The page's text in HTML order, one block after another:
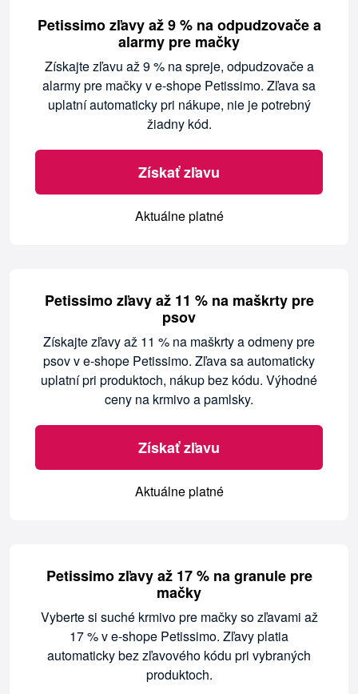
Petissimo zľavy až 9 % na odpudzovače a
alarmy pre mačky
Získajte zľavu až 9 % na spreje, odpudzovače a
alarmy pre mačky v e-shope Petissimo. Zľava sa
uplatní automaticky pri nákupe, nie je potrebný
žiadny kód.
Získať zľavu
Aktuálne platné
Petissimo zľavy až 11 % na maškrty pre
psov
Získajte zľavy až 11 % na maškrty a odmeny pre
psov v e-shope Petissimo. Zľava sa automaticky
uplatní pri produktoch, nákup bez kódu. Výhodné
ceny na krmivo a pamlsky.
Získať zľavu
Aktuálne platné
Petissimo zľavy až 17 % na granule pre
mačky
Vyberte si suché krmivo pre mačky so zľavami až
17 % v e-shope Petissimo. Zľavy platia
automaticky bez zľavového kódu pri vybraných
produktoch.